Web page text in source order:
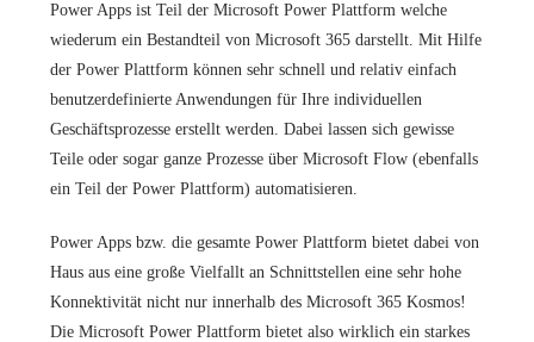
Power Apps ist Teil der Microsoft Power Plattform welche
wiederum ein Bestandteil von Microsoft 365 darstellt. Mit Hilfe
der Power Plattform können sehr schnell und relativ einfach
benutzerdefinierte Anwendungen für Ihre individuellen
Geschäftsprozesse erstellt werden. Dabei lassen sich gewisse
Teile oder sogar ganze Prozesse über Microsoft Flow (ebenfalls
ein Teil der Power Plattform) automatisieren.
Power Apps bzw. die gesamte Power Plattform bietet dabei von
Haus aus eine große Vielfallt an Schnittstellen eine sehr hohe
Konnektivität nicht nur innerhalb des Microsoft 365 Kosmos!
Die Microsoft Power Plattform bietet also wirklich ein starkes